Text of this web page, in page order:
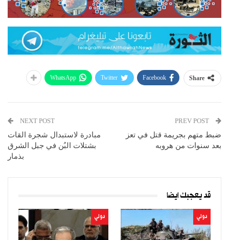
Share
Facebook
Twitter
WhatsApp
ضبط متهم بجريمة قتل في تعز
بعد سنوات من هروبه
NEXT POST
مبادرة لاستبدال شجرة القات
بشتلات البُن في جبل الشرق
بذمار
قد يعجبك ايضا
دولي دولي